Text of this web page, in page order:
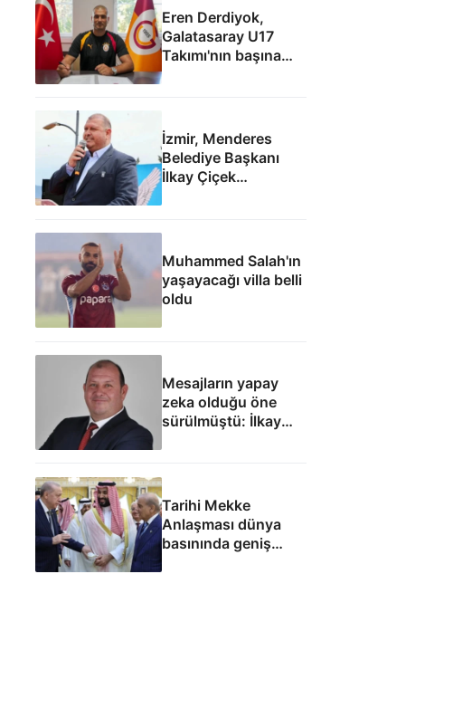
Eren Derdiyok,
Galatasaray U17
Takımı'nın başına
geçti
İzmir, Menderes
Belediye Başkanı
İlkay Çiçek
Muhammed Salah'ın
yaşayacağı villa belli
oldu
Mesajların yapay
zeka olduğu öne
sürülmüştü: İlkay
Tarihi Mekke
Anlaşması dünya
basınında geniş
yankı uyandırdı